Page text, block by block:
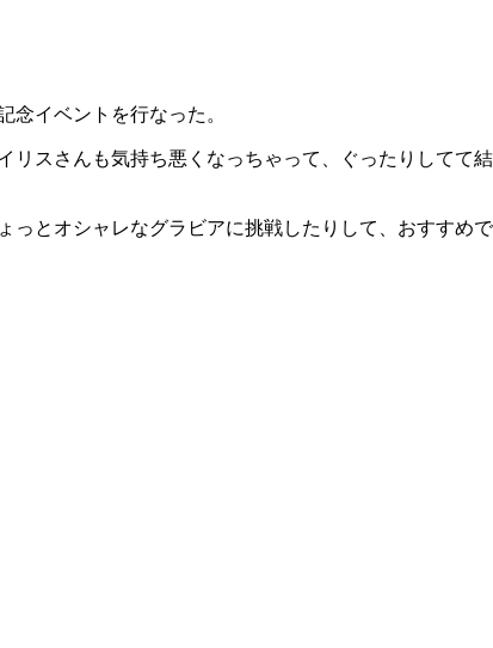
念イベントを行なった。
リスさんも気持ち悪くなっちゃって、ぐったりしてて結
っとオシャレなグラビアに挑戦したりして、おすすめで